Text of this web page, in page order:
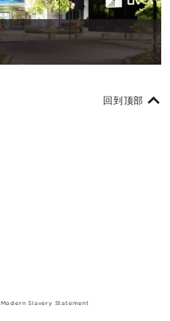
回到顶部
Modern Slavery Statement